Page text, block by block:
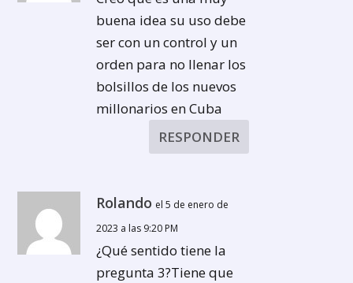
buena idea su uso debe
ser con un control y un
orden para no llenar los
bolsillos de los nuevos
millonarios en Cuba
RESPONDER
Rolando el 5 de enero de
2023 a las 9:20 PM
¿Qué sentido tiene la
pregunta 3?Tiene que